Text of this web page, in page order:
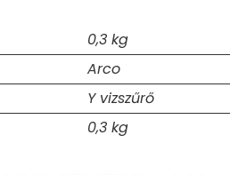
0,3 kg
Arco
Y vizszűrő
0,3 kg